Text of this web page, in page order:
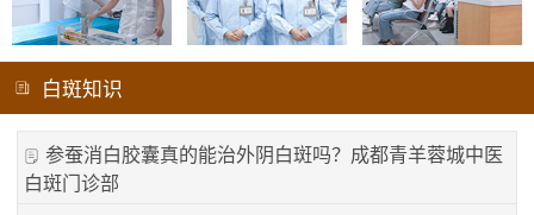
白斑知识
参蚕消白胶囊真的能治外阴白斑吗？成都青羊蓉城中医
白斑门诊部